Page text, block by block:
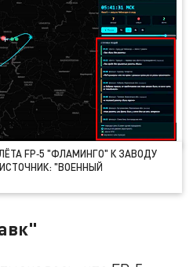
FP‑5 "ФЛАМИНГО" К ЗАВОДУ
ИСТОЧНИК: "ВОЕННЫЙ